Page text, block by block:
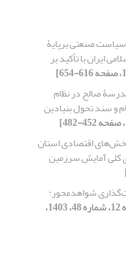
صنعتی برپایۀ
ایران با تأکید بر
صالح در نظام
و سند تحول بنیادین
اقتصادی استان
کلی آمایش سرزمین
شواهدمحور:
[دوره 12، شماره 48، 1403،